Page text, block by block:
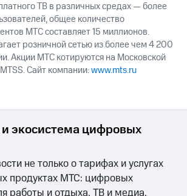
ТВ в различных средах — более
общее количество
МТС составляет 15 миллионов.
розничной сетью из более чем 4 200
Акции МТС котируются на Московской
Сайт компании:www.mts.ru
экосистема цифровых
не только о тарифах и услугах
продуктах МТС: цифровых